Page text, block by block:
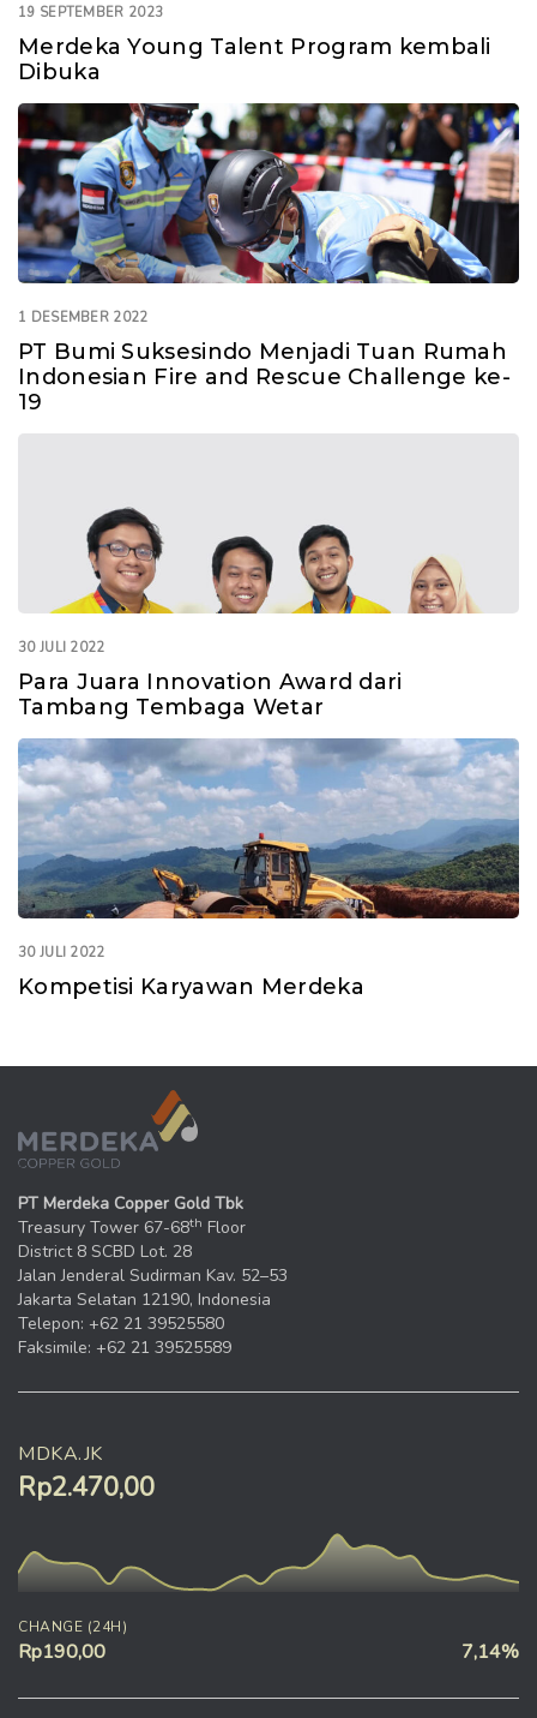
19 SEPTEMBER 2023
Merdeka Young Talent Program kembali
Dibuka
1 DESEMBER 2022
PT Bumi Suksesindo Menjadi Tuan Rumah
Indonesian Fire and Rescue Challenge ke-
19
30 JULI 2022
Para Juara Innovation Award dari
Tambang Tembaga Wetar
30 JULI 2022
Kompetisi Karyawan Merdeka
PT Merdeka Copper Gold Tbk
Treasury Tower 67-68th Floor
District 8 SCBD Lot. 28
Jalan Jenderal Sudirman Kav. 52–53
Jakarta Selatan 12190, Indonesia
Telepon: +62 21 39525580
Faksimile: +62 21 39525589
MDKA.JK
Rp2.470,00
CHANGE (24H)
Rp190,00 7,14%